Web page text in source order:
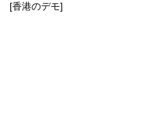
[香港のデモ]